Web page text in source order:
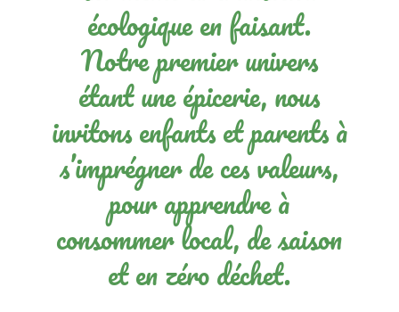
écologique en faisant.
Notre premier univers
étant une épicerie, nous
invitons enfants et parents à
s’imprégner de ces valeurs,
pour apprendre à
consommer local, de saison
et en zéro déchet.